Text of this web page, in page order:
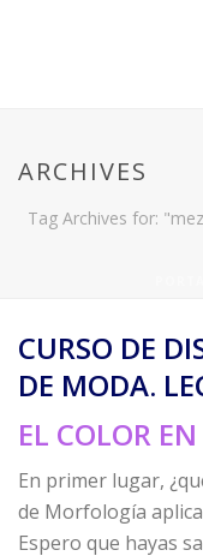
ARCHIVES
Tag Archives for:
CURSO DE
DE MODA.
EL COLOR
En primer lugar,
de Morfología
Espero que hayas